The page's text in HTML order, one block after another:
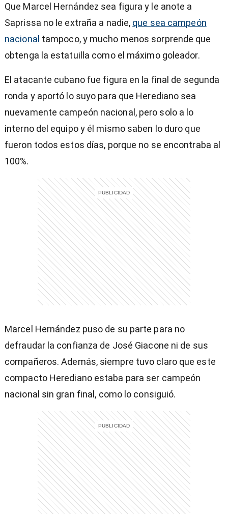
Que Marcel Hernández sea figura y le anote a
Saprissa no le extraña a nadie, que sea campeón
nacional tampoco, y mucho menos sorprende que
obtenga la estatuilla como el máximo goleador.
El atacante cubano fue figura en la final de segunda
ronda y aportó lo suyo para que Herediano sea
nuevamente campeón nacional, pero solo a lo
interno del equipo y él mismo saben lo duro que
fueron todos estos días, porque no se encontraba al
100%.
Marcel Hernández puso de su parte para no
defraudar la confianza de José Giacone ni de sus
compañeros. Además, siempre tuvo claro que este
compacto Herediano estaba para ser campeón
nacional sin gran final, como lo consiguió.